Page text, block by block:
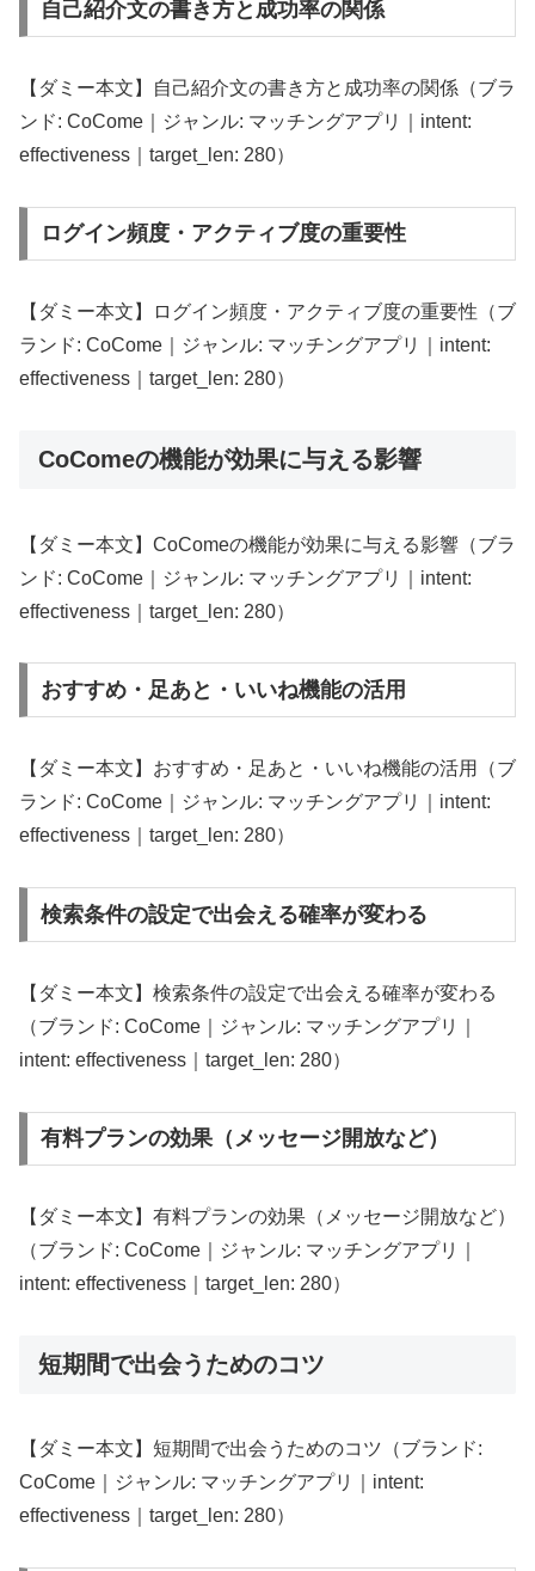
自己紹介文の書き方と成功率の関係
【ダミー本文】自己紹介文の書き方と成功率の関係（ブラ
ンド: CoCome｜ジャンル: マッチングアプリ｜intent:
effectiveness｜target_len: 280）
ログイン頻度・アクティブ度の重要性
【ダミー本文】ログイン頻度・アクティブ度の重要性（ブ
ランド: CoCome｜ジャンル: マッチングアプリ｜intent:
effectiveness｜target_len: 280）
CoComeの機能が効果に与える影響
【ダミー本文】CoComeの機能が効果に与える影響（ブラ
ンド: CoCome｜ジャンル: マッチングアプリ｜intent:
effectiveness｜target_len: 280）
おすすめ・足あと・いいね機能の活用
【ダミー本文】おすすめ・足あと・いいね機能の活用（ブ
ランド: CoCome｜ジャンル: マッチングアプリ｜intent:
effectiveness｜target_len: 280）
検索条件の設定で出会える確率が変わる
【ダミー本文】検索条件の設定で出会える確率が変わる
（ブランド: CoCome｜ジャンル: マッチングアプリ｜
intent: effectiveness｜target_len: 280）
有料プランの効果（メッセージ開放など）
【ダミー本文】有料プランの効果（メッセージ開放など）
（ブランド: CoCome｜ジャンル: マッチングアプリ｜
intent: effectiveness｜target_len: 280）
短期間で出会うためのコツ
【ダミー本文】短期間で出会うためのコツ（ブランド:
CoCome｜ジャンル: マッチングアプリ｜intent:
effectiveness｜target_len: 280）